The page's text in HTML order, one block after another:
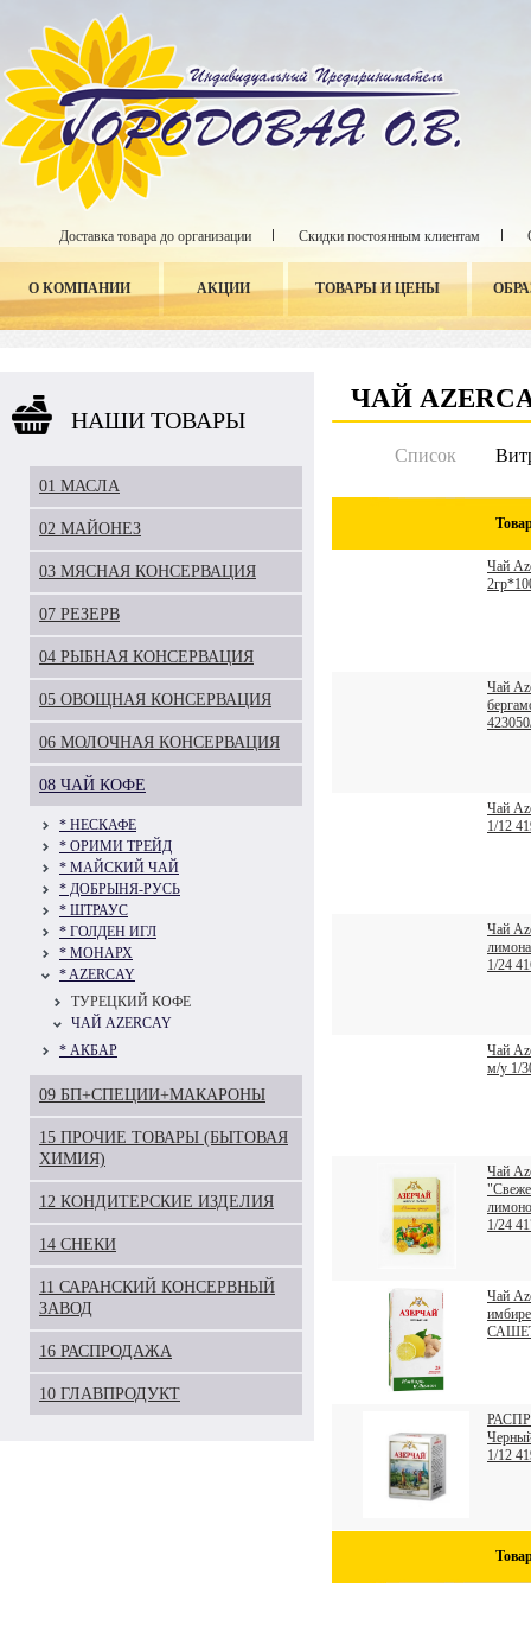
Доставка товара до организации Скидки постоянным клиентам
О КОМПАНИИ АКЦИИ ТОВАРЫ И ЦЕНЫ
НАШИ ТОВАРЫ
01 МАСЛА
02 МАЙОНЕЗ
03 МЯСНАЯ КОНСЕРВАЦИЯ
07 РЕЗЕРВ
04 РЫБНАЯ КОНСЕРВАЦИЯ
05 ОВОЩНАЯ КОНСЕРВАЦИЯ
06 МОЛОЧНАЯ КОНСЕРВАЦИЯ
08 ЧАЙ КОФЕ
* НЕСКАФЕ
* ОРИМИ ТРЕЙД
* МАЙСКИЙ ЧАЙ
* ДОБРЫНЯ-РУСЬ
* ШТРАУС
* ГОЛДЕН ИГЛ
* МОНАРХ
* AZERCAY
ТУРЕЦКИЙ КОФЕ
ЧАЙ AZERCAY
* АКБАР
09 БП+СПЕЦИИ+МАКАРОНЫ
15 ПРОЧИЕ ТОВАРЫ (БЫТОВАЯ
ХИМИЯ)
12 КОНДИТЕРСКИЕ ИЗДЕЛИЯ
14 СНЕКИ
11 САРАНСКИЙ КОНСЕРВНЫЙ
ЗАВОД
16 РАСПРОДАЖА
10 ГЛАВПРОДУКТ
ЧАЙ
Список
Чай
Чай
Чай
1/12
Чай
1/24
Чай
м/у 1/
Чай
1/24
Чай
САШЕТ
1/12